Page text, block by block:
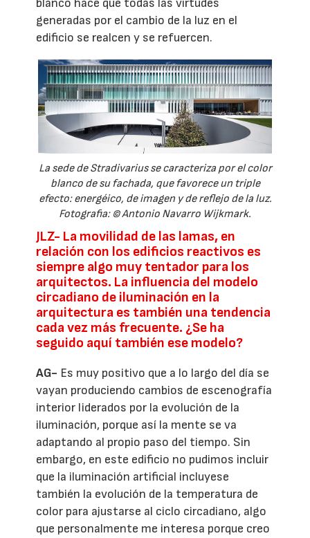
blanco hace que todas las virtudes
generadas por el cambio de la luz en el
edificio se realcen y se refuercen.
La sede de Stradivarius se caracteriza por el color
blanco de su fachada, que favorece un triple
efecto: energéico, de imagen y de reflejo de la luz.
Fotografia: © Antonio Navarro Wijkmark.
JLZ- La movilidad de las lamas, en
relación con los edificios reactivos es
siempre algo muy tentador para los
arquitectos. La influencia del modelo
circadiano de iluminación en la
arquitectura es también una tendencia
cada vez más frecuente. ¿Se ha
seguido aquí también ese modelo?
AG- Es muy positivo que a lo largo del día se
vayan produciendo cambios de escenografía
interior liderados por la evolución de la
iluminación, porque así la mente se va
adaptando al propio paso del tiempo. Sin
embargo, en este edificio no pudimos incluir
que la iluminación artificial incluyese
también la evolución de la temperatura de
color para ajustarse al ciclo circadiano, algo
que personalmente me interesa porque creo